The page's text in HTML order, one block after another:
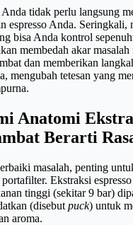
tidak perlu langsung
espresso Anda. Seringkali,
bisa Anda kontrol
membedah akar masalah
dan memberikan
mengubah tetesan yang
Anatomi
Berarti
masalah, penting
Ekstraksi
tinggi (sekitar 9 bar)
(disebut puck) untuk
aroma.